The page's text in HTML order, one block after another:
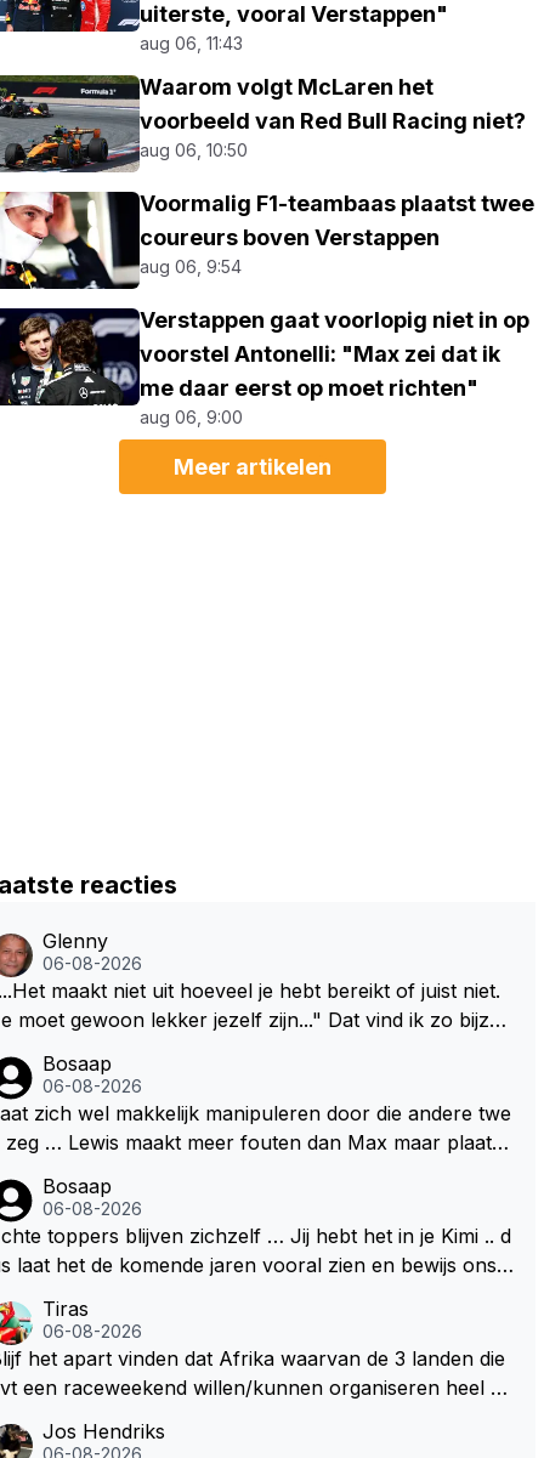
uiterste, vooral Verstappen"
aug 06, 11:43
Waarom volgt McLaren het
voorbeeld van Red Bull Racing niet?
aug 06, 10:50
Voormalig F1-teambaas plaatst twee
coureurs boven Verstappen
aug 06, 9:54
Verstappen gaat voorlopig niet in op
voorstel Antonelli: "Max zei dat ik
me daar eerst op moet richten"
aug 06, 9:00
Meer artikelen
reacties
Glenny
06-08-2026
maakt niet uit hoeveel je hebt bereikt of juist niet.
moet gewoon lekker jezelf zijn..." Dat vind ik zo bijzon
om kwantiteit in het (zijn) leven. Voor zo'n mindset in
wereld waarin het nota bene heel vaak juist WEL om
draait, en dat op zo'n jonge leeftijd, kan ik allee
Dhabi won in 2021 zei hij al direct dat hij had bereikt
hij altijd al graag wilde. Max was tevreden, de rest is
Iets dergelijks heb ik bijvoorbeeld Lando Norris n
Bosaap
06-08-2026
zich wel makkelijk manipuleren door die andere twe
zeg … Lewis maakt meer fouten dan Max maar plaatst
mij goed, maar heeft ook het beste materiaal .. Het k
en mag nooit zo zijn dat hij kwa rijden hoger ingescha
wordt dan Lewis en Max .. Dan begrijpt je het echt ni
Bosaap
06-08-2026
toppers blijven zichzelf … Jij hebt het in je Kimi .. d
laat het de komende jaren vooral zien en bewijs ons d
Tiras
06-08-2026
het apart vinden dat Afrika waarvan de 3 landen die
een raceweekend willen/kunnen organiseren heel ve
van circuits en geld voor de FOM om maar die F1 lic
Jos Hendriks
06-08-2026